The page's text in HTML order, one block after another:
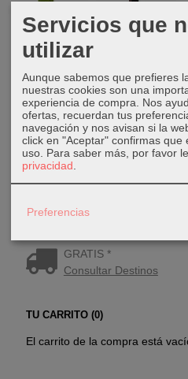
GRATIS *
Consultar Destinos
TU CARRITO (0)
El carrito de la compra está
Incienso en
varilla San
Pancracio
3,50 €
Incienso
Drago
1,50 €
Servicios que
utilizar
Aunque sabemos que prefieres
nuestras cookies son una
experiencia de compra. Nos
ofertas, recuerdan tus
navegación y nos avisan si la
click en "Aceptar" confirmas que
uso. Para saber más, por favor
privacidad
Preferencias